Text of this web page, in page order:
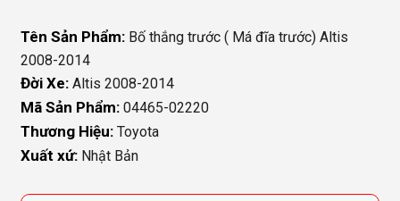
Tên Sản Phẩm: Bố thắng trước ( Má đĩa trước) Altis
2008-2014
Đời Xe: Altis 2008-2014
Mã Sản Phẩm: 04465-02220
Thương Hiệu: Toyota
Xuất xứ: Nhật Bản